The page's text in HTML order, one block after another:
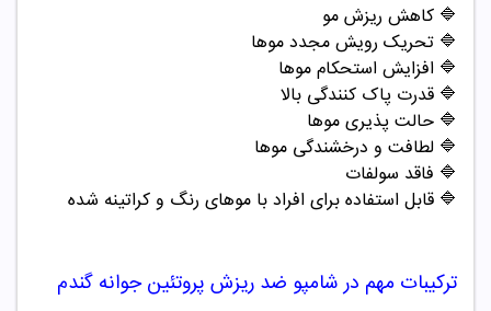
🔷 کاهش ریزش مو
🔷 تحریک رویش مجدد موها
🔷 افزایش استحکام موها
🔷 قدرت پاک کنندگی بالا
🔷 حالت پذیری موها
🔷 لطافت و درخشندگی موها
🔷 فاقد سولفات
🔷 قابل استفاده برای افراد با موهای رنگ و کراتینه شده
ترکیبات مهم درشامپو ضد ریزش پروتئین جوانه گندم